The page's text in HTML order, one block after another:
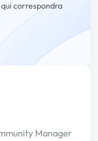
correspondra
Manager